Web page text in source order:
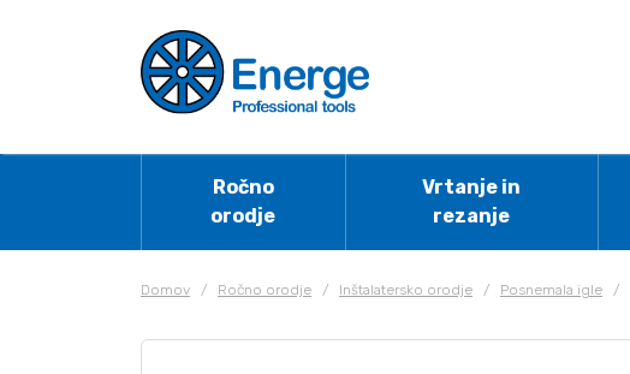
Ročno
orodje
Vrtanje in
rezanje
Domov / Ročno orodje / Inštalatersko orodje / Posnemala igle /